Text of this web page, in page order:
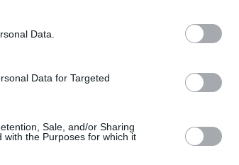
Data.
Data for Targeted
Sale, and/or Sharing
the Purposes for which it
του Βυζαντίου: Η νέα